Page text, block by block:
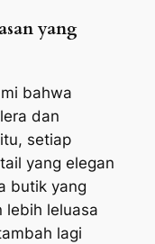
yang
bahwa
dan
setiap
yang elegan
butik yang
lebih leluasa
lagi